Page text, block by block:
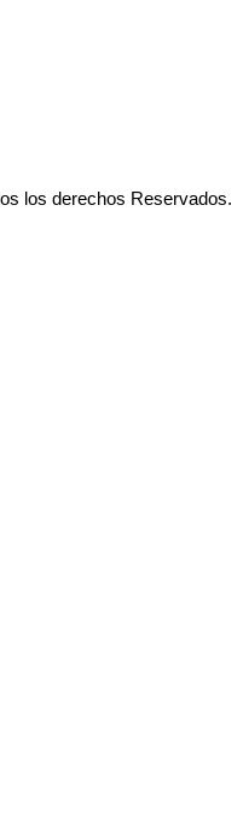
los derechos Reservados.